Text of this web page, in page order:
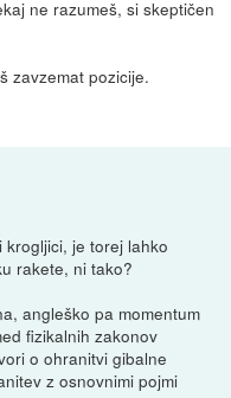
ne razumeš, si skeptičen
zavzemat pozicije.
je torej lahko
rakete, ni tako?
angleško pa momentum
fizikalnih zakonov
o ohranitvi gibalne
z osnovnimi pojmi